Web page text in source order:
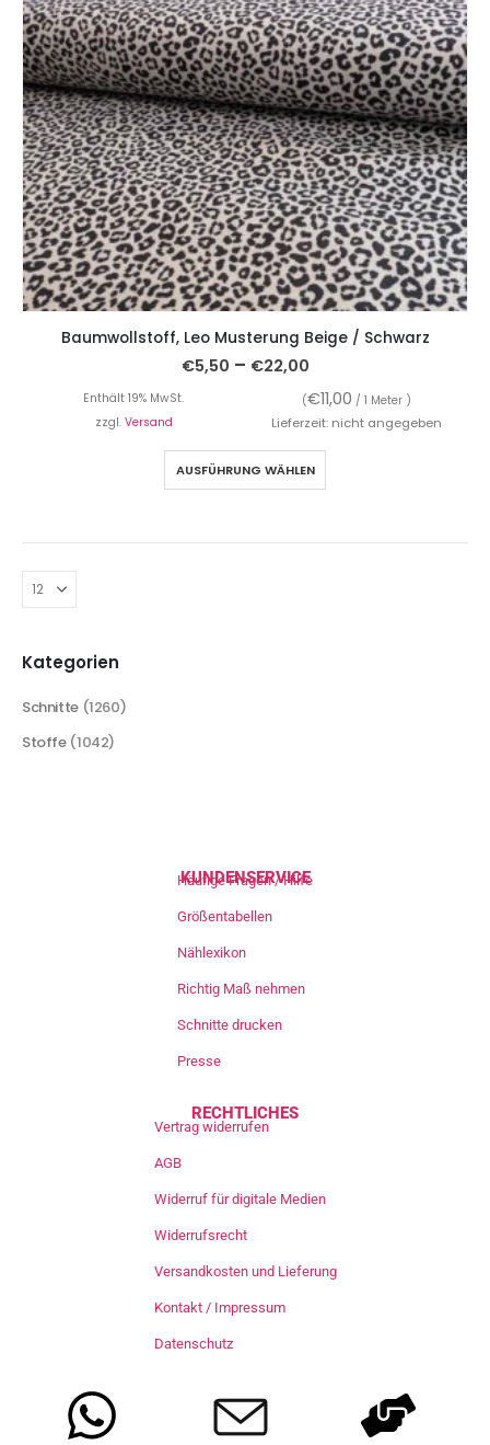
Baumwollstoff, Leo Musterung Beige / Schwarz
€5,50 – €22,00
Enthält 19% MwSt. (€11,00 / 1 Meter )
zzgl. Versand Lieferzeit: nicht angegeben
AUSFÜHRUNG WÄHLEN
Kategorien
Schnitte (1260)
Stoffe (1042)
KUNDENSERVICE
Häufige Fragen / Hilfe
Größentabellen
Nählexikon
Richtig Maß nehmen
Schnitte drucken
Presse
RECHTLICHES
Vertrag widerrufen
AGB
Widerruf für digitale Medien
Widerrufsrecht
Versandkosten und Lieferung
Kontakt / Impressum
Datenschutz